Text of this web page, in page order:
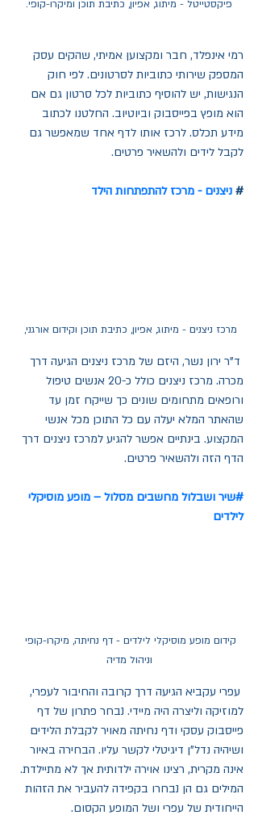
פיקסטייטל - מיתוג, אפיון, כתיבת תוכן ומיקרו-קופי.
רמי אינפלד, חבר ומקצוען אמיתי, שהקים עסק
המספק שירותי כתוביות לסרטונים. לפי חוק
הנגישות, יש להוסיף כתוביות לכל סרטון גם אם
הוא מופץ בפייסבוק וביוטיוב. החלטנו לכתוב
מידע תכלס. לרכז אותו לדף אחד שמאפשר גם
לקבל לידים ולהשאיר פרטים.
# ניצנים - מרכז להתפתחות הילד
מרכז ניצנים - מיתוג, אפיון, כתיבת תוכן וקידום אורגני,
ד"ר ירון נשר, היזם של מרכז ניצנים הגיעה דרך
מכרה. מרכז ניצנים כולל כ-20 אנשים טיפול
ורופאים מתחומים שונים כך שייקח זמן עד
שהאתר המלא יעלה עם כל התוכן מכל אנשי
המקצוע. בינתיים אפשר להגיע למרכז ניצנים דרך
הדף הזה ולהשאיר פרטים.
#שיר ושבלול מחשבים מסלול – מופע מוסיקלי
לילדים
קידום מופע מוסיקלי לילדים - דף נחיתה, מיקרו-קופי
וניהול מדיה
עפרי עקביא הגיעה דרך קרובה והחיבור לעפרי,
למוזיקה וליצרה היה מיידי. נבחר פתרון של דף
פייסבוק עסקי ודף נחיתה מאויר לקבלת הלידים
ושיהיה נדל"ן דיגיטלי לקשר עליו. הבחירה באיור
אינה מקרית, רצינו אוירה ילדותית אך לא מתיילדת.
המילים גם הן נבחרו בקפידה להעביר את הזהות
הייחודית של עפרי ושל המופע הקסום.